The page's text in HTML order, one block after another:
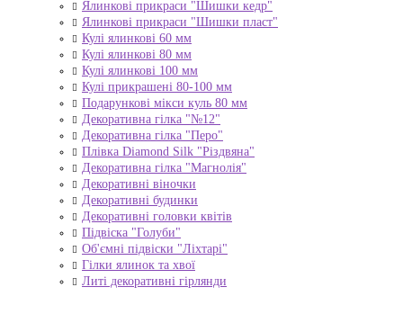
Ялинкові прикраси "Шишки кедр"
Ялинкові прикраси "Шишки пласт"
Кулі ялинкові 60 мм
Кулі ялинкові 80 мм
Кулі ялинкові 100 мм
Кулі прикрашені 80-100 мм
Подарункові мікси куль 80 мм
Декоративна гілка "№12"
Декоративна гілка "Перо"
Плівка Diamond Silk "Різдвяна"
Декоративна гілка "Магнолія"
Декоративні віночки
Декоративні будинки
Декоративні головки квітів
Підвіска "Голуби"
Об'ємні підвіски "Ліхтарі"
Гілки ялинок та хвої
Литі декоративні гірлянди